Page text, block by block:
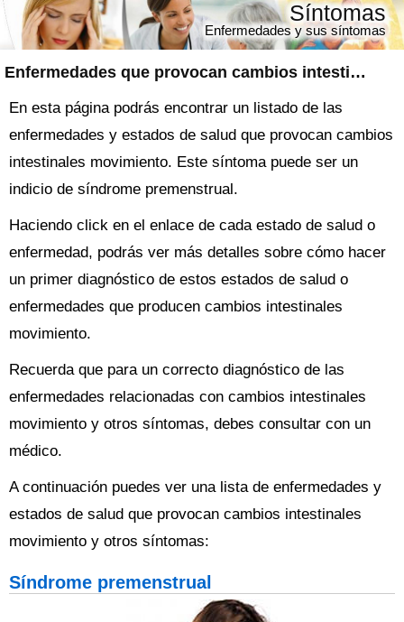
Enfermedades que provocan cambios intestinales movimiento
Síntomas
Enfermedades y sus síntomas
En esta página podrás encontrar un listado de las
enfermedades y estados de salud que provocan cambios
intestinales movimiento. Este síntoma puede ser un
indicio de síndrome premenstrual.
Haciendo click en el enlace de cada estado de salud o
enfermedad, podrás ver más detalles sobre cómo hacer
un primer diagnóstico de estos estados de salud o
enfermedades que producen cambios intestinales
movimiento.
Recuerda que para un correcto diagnóstico de las
enfermedades relacionadas con cambios intestinales
movimiento y otros síntomas, debes consultar con un
médico.
A continuación puedes ver una lista de enfermedades y
estados de salud que provocan cambios intestinales
movimiento y otros síntomas:
Síndrome premenstrual